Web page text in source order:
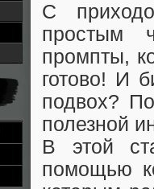
С
простым
промпты,
готово! И
подвох?
полезной
В этой
помощью